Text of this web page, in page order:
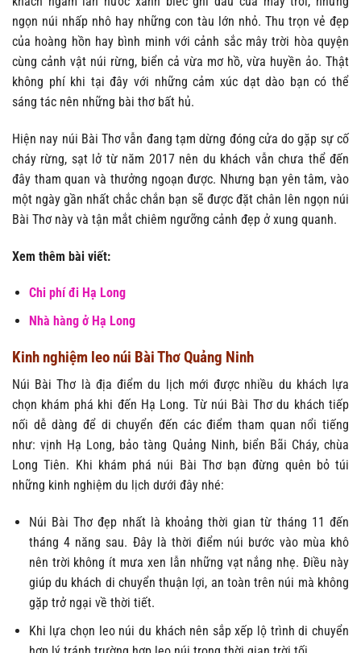
ngọn núi nhấp nhô hay những con tàu lớn nhỏ. Thu trọn vẻ đẹp
của hoàng hồn hay bình minh với cảnh sắc mây trời hòa quyện
cùng cảnh vật núi rừng, biển cả vừa mơ hồ, vừa huyền ảo. Thật
không phí khi tại đây với những cảm xúc dạt dào bạn có thể
sáng tác nên những bài thơ bất hủ.
Hiện nay núi Bài Thơ vẫn đang tạm dừng đóng cửa do gặp sự cố
cháy rừng, sạt lở từ năm 2017 nên du khách vẫn chưa thể đến
đây tham quan và thưởng ngoạn được. Nhưng bạn yên tâm, vào
một ngày gần nhất chắc chắn bạn sẽ được đặt chân lên ngọn núi
Bài Thơ này và tận mắt chiêm ngưỡng cảnh đẹp ở xung quanh.
Xem thêm bài viết:
Chi phí đi Hạ Long
Nhà hàng ở Hạ Long
Kinh nghiệm leo núi Bài Thơ Quảng Ninh
Núi Bài Thơ là địa điểm du lịch mới được nhiều du khách lựa
chọn khám phá khi đến Hạ Long. Từ núi Bài Thơ du khách tiếp
nối dễ dàng để di chuyển đến các điểm tham quan nổi tiếng
như: vịnh Hạ Long, bảo tàng Quảng Ninh, biển Bãi Cháy, chùa
Long Tiên. Khi khám phá núi Bài Thơ bạn đừng quên bỏ túi
những kinh nghiệm du lịch dưới đây nhé:
Núi Bài Thơ đẹp nhất là khoảng thời gian từ tháng 11 đến
tháng 4 năng sau. Đây là thời điểm núi bước vào mùa khô
nên trời không ít mưa xen lẫn những vạt nắng nhẹ. Điều này
giúp du khách di chuyển thuận lợi, an toàn trên núi mà không
gặp trở ngại về thời tiết.
Khi lựa chọn leo núi du khách nên sắp xếp lộ trình di chuyển